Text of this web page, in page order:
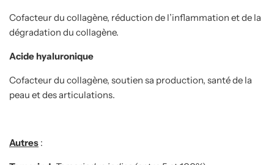
Cofacteur du collagène, réduction de l’inflammation et de la
dégradation du collagène.
Acide hyaluronique
Cofacteur du collagène, soutien sa production, santé de la
peau et des articulations.
Autres :